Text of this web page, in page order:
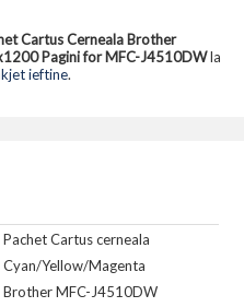
Cartus Cerneala Brother
Pagini for MFC-J4510DWla
ieftine.
Pachet Cartus cerneala
Cyan/Yellow/Magenta
Brother MFC-J4510DW